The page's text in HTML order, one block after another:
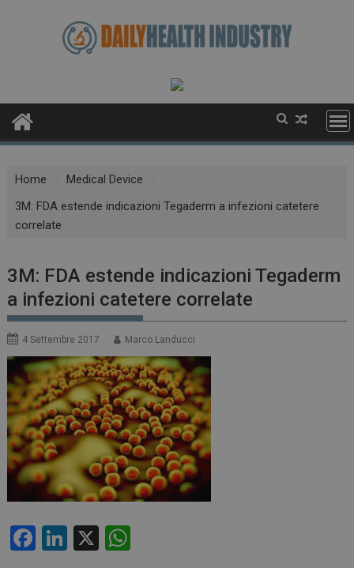
Home
Medical Device
3M: FDA estende indicazioni Tegaderm a infezioni catetere
correlate
3M: FDA estende indicazioni Tegaderm
a infezioni catetere correlate
4 Settembre 2017 Marco Landucci
F
Li X